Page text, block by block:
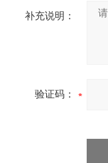
补充说明：
验证码：